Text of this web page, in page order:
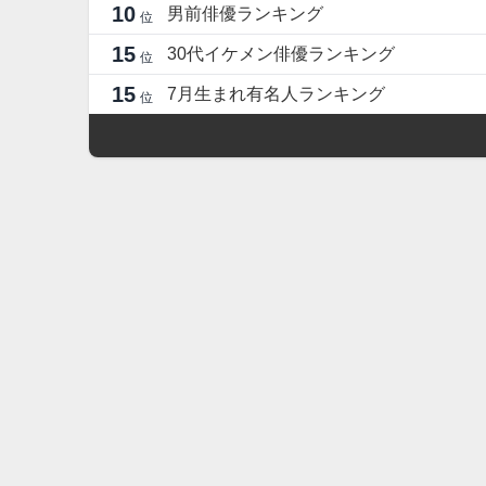
10 位 男前俳優ランキング
15 位 30代イケメン俳優ランキング
15 位 7月生まれ有名人ランキング